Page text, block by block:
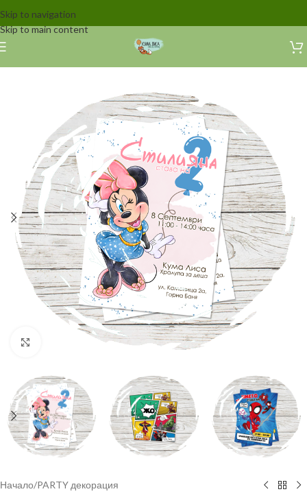
Skip to navigation
Skip to main content
Click to enlarge
Начало/PARTY декорация